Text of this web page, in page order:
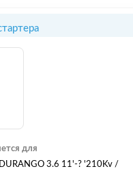
для
DURANGO 3.6 11'-? '210Kv /